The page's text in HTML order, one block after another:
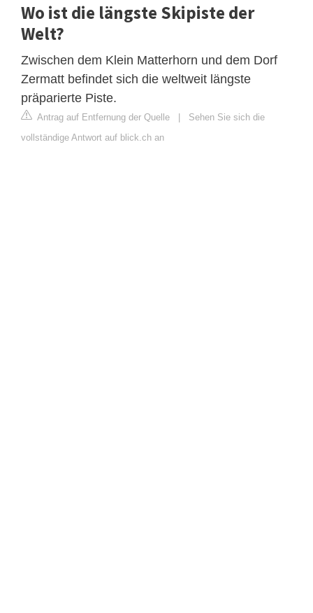
Wo ist die längste Skipiste der
Welt?
Zwischen dem Klein Matterhorn und dem Dorf
Zermatt befindet sich die weltweit längste
präparierte Piste.
Antrag auf Entfernung der Quelle | Sehen Sie sich die
vollständige Antwort auf blick.ch an